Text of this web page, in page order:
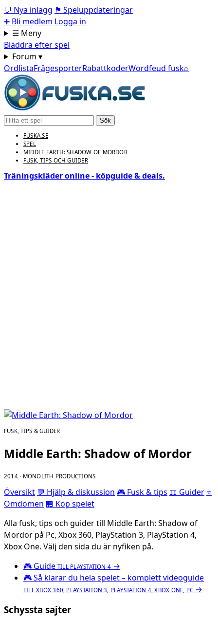
💬 Nya inlägg ⚑ Speluppdateringar
➕ Bli medlem Logga in
☰ Meny
Bläddra efter spel
Forum ▾
OrdlistaFrågesporterRabattkoderWordfeud fusk⌂
Sök
FUSKA.SE
SPEL
MIDDLE EARTH: SHADOW OF MORDOR
FUSK, TIPS OCH GUIDER
Träningskläder online - köpguide & deals.
FUSK, TIPS & GUIDER
Middle Earth: Shadow of Mordor
2014 · MONOLITH PRODUCTIONS
Översikt 💬 Hjälp & diskussion 🎮 Fusk & tips 📖 Guider ⭐
Omdömen 🏪 Köp spelet
Alla fusk, tips och guider till Middle Earth: Shadow of
Mordor på Pc, Xbox 360, PlayStation 3, PlayStation 4,
Xbox One. Välj den sida du är nyfiken på.
🎮 Guide TILL PLAYSTATION 4 →
🎮Så klarar du hela spelet – komplett videoguide
TILL XBOX 360, PLAYSTATION 3, PLAYSTATION 4, XBOX ONE, PC →
Schyssta sajter